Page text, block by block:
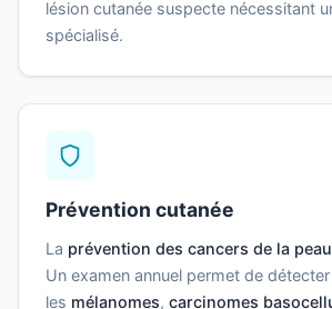
lésion cutanée suspecte nécessitant
spécialisé.
Prévention cutanée
La prévention des cancers de la peau
Un examen annuel permet de
les mélanomes, carcinomes